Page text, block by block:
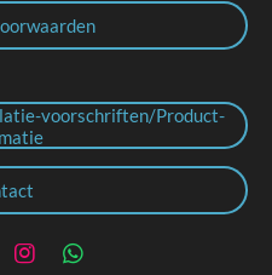
voorschriften/Product-
I
W